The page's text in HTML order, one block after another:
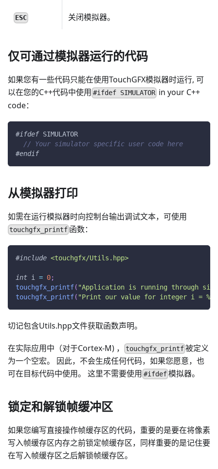
ESC 关闭模拟器。
仅可通过模拟器运行的代码
如果您有一些代码只能在使用TouchGFX模拟器时运行, 可
以在您的C++代码中使用 #ifdef SIMULATOR in your C++
code：
#ifdef SIMULATOR
// Your simulator specific user code here
#endif
从模拟器打印
如需在运行模拟器时向控制台输出调试文本，可使用
touchgfx_printf 函数：
#include <touchgfx/Utils.hpp>
int i = 0;
touchgfx_printf( "Application is running through
touchgfx_printf( "Print our value for integer i = %i
切记包含Utils.hpp文件获取函数声明。
在实际应用中（对于Cortex-M) ， touchgfx_printf 被定义
为一个空宏。 因此，不会生成任何代码，如果您愿意，也
可在目标代码中使用。 这里不需要使用 #ifdef 模拟器。
锁定和解锁帧缓冲区
如果您编写直接操作帧缓存区的代码，重要的是要在将像素
写入帧缓存区内存之前锁定帧缓存区，同样重要的是记住要
在写入帧缓存区之后解锁帧缓存区。